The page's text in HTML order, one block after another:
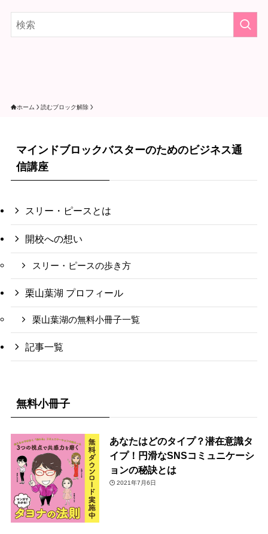
ホーム 読むブロック解除
マインドブロックバスターのためのビジネス通
信講座
スリー・ピースとは
開校への想い
スリー・ピースの歩き方
栗山葉湖 プロフィール
栗山葉湖の無料小冊子一覧
記事一覧
無料小冊子
あなたはどのタイプ？潜在意識タ
イプ！円滑なSNSコミュニケーシ
ョンの秘訣とは
2021年7月6日